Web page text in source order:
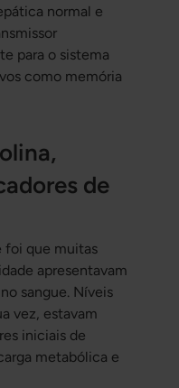
normal e
para o sistema
como memória
de
foi que muitas
apresentavam
sangue. Níveis
vez, estavam
iniciais de
metabólica e